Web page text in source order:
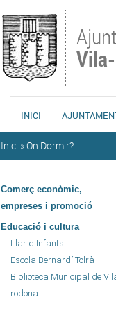
INICI
Inici »On Dormir?
Comerç econòmic,
empreses i promoció
Educació i cultura
Llar d'Infants
Escola Bernardí Tolrà
Biblioteca Municipal de
rodona